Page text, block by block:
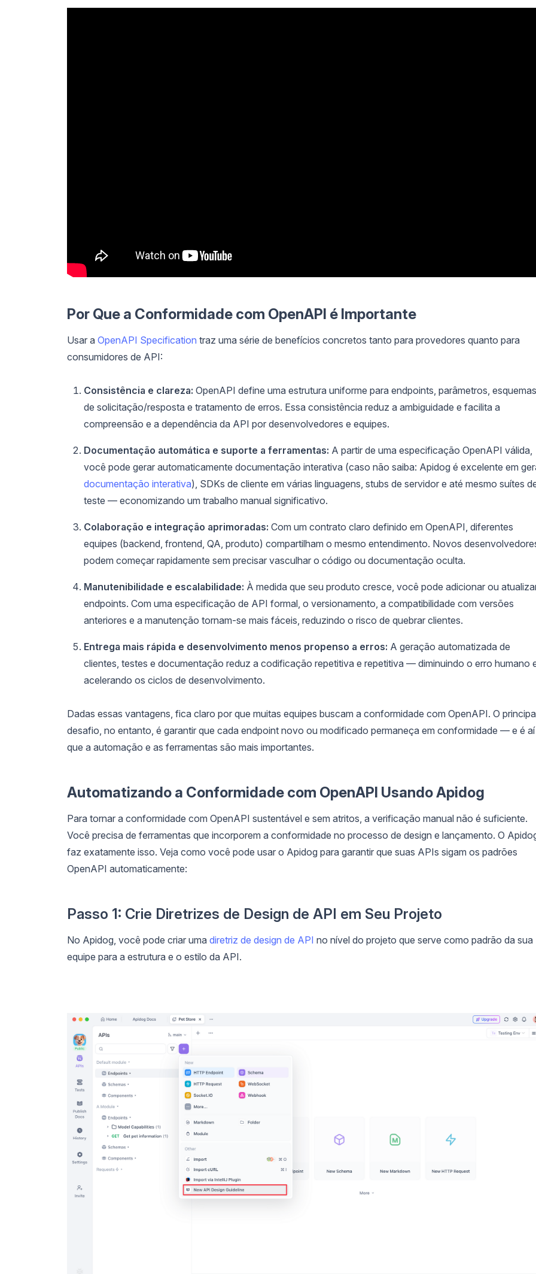
Por Que a Conformidade com OpenAPI é Importante
Usar a OpenAPI Specification traz uma série de benefícios concretos tanto para provedores quanto para
consumidores de API:
Consistência e clareza: OpenAPI define uma estrutura uniforme para endpoints, parâmetros, esquemas
de solicitação/resposta e tratamento de erros. Essa consistência reduz a ambiguidade e facilita a
compreensão e a dependência da API por desenvolvedores e equipes.
Documentação automática e suporte a ferramentas: A partir de uma especificação OpenAPI válida,
você pode gerar automaticamente documentação interativa (caso não saiba: Apidog é excelente em
documentação interativa), SDKs de cliente em várias linguagens, stubs de servidor e até mesmo suítes
teste — economizando um trabalho manual significativo.
Colaboração e integração aprimoradas: Com um contrato claro definido em OpenAPI, diferentes
equipes (backend, frontend, QA, produto) compartilham o mesmo entendimento. Novos
podem começar rapidamente sem precisar vasculhar o código ou documentação oculta.
Manutenibilidade e escalabilidade: À medida que seu produto cresce, você pode adicionar ou
endpoints. Com uma especificação de API formal, o versionamento, a compatibilidade com versões
anteriores e a manutenção tornam-se mais fáceis, reduzindo o risco de quebrar clientes.
Entrega mais rápida e desenvolvimento menos propenso a erros: A geração automatizada de
clientes, testes e documentação reduz a codificação repetitiva e repetitiva — diminuindo o erro humano
acelerando os ciclos de desenvolvimento.
Dadas essas vantagens, fica claro por que muitas equipes buscam a conformidade com OpenAPI. O
desafio, no entanto, é garantir que cada endpoint novo ou modificado permaneça em conformidade — e é aí
que a automação e as ferramentas são mais importantes.
Automatizando a Conformidade com OpenAPI Usando Apidog
Para tornar a conformidade com OpenAPI sustentável e sem atritos, a verificação manual não é suficiente.
Você precisa de ferramentas que incorporem a conformidade no processo de design e lançamento. O
faz exatamente isso. Veja como você pode usar o Apidog para garantir que suas APIs sigam os padrões
OpenAPI automaticamente:
Passo 1: Crie Diretrizes de Design de API em Seu Projeto
No Apidog, você pode criar uma diretriz de design de API no nível do projeto que serve como padrão da sua
equipe para a estrutura e o estilo da API.